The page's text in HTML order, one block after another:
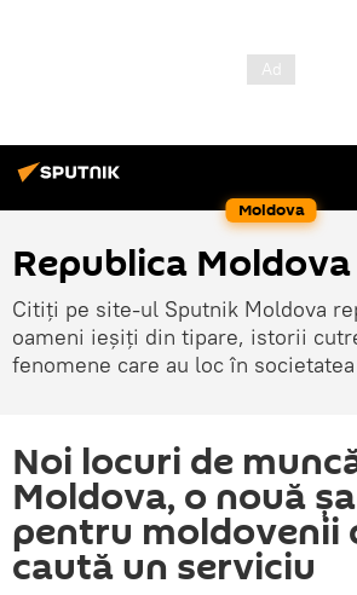
Moldova
Republica Moldova
Citiți pe site-ul Sputnik Moldova
oameni ieșiți din tipare, istorii
fenomene care au loc în
Noi locuri de
Moldova, o nouă
pentru moldovenii
caută un serviciu